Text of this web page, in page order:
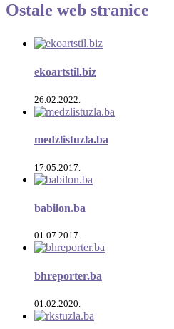
Ostale web stranice
ekoartstil.biz
26.02.2022.
medzlistuzla.ba
17.05.2017.
babilon.ba
01.07.2017.
bhreporter.ba
01.02.2020.